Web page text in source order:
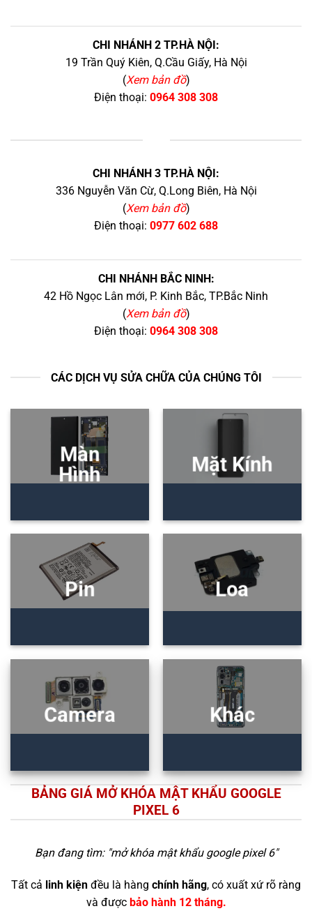
CHI NHÁNH 2 TP.HÀ NỘI:
19 Trần Quý Kiên, Q.Cầu Giấy, Hà Nội
(Xem bản đồ)
Điện thoại: 0964 308 308
CHI NHÁNH 3 TP.HÀ NỘI:
336 Nguyễn Văn Cừ, Q.Long Biên, Hà Nội
(Xem bản đồ)
Điện thoại: 0977 602 688
CHI NHÁNH BẮC NINH:
42 Hồ Ngọc Lân mới, P. Kinh Bắc, TP.Bắc Ninh
(Xem bản đồ)
Điện thoại: 0964 308 308
CÁC DỊCH VỤ SỬA CHỮA CỦA CHÚNG TÔI
Màn
Hình
Mặt Kính
Pin Loa
Camera Khác
BẢNG GIÁ MỞ KHÓA MẬT KHẨU GOOGLE
PIXEL 6
Bạn đang tìm: "mở khóa mật khẩu google pixel 6"
Tất cả linh kiện đều là hàng chính hãng, có xuất xứ rõ ràng
và được bảo hành 12 tháng.